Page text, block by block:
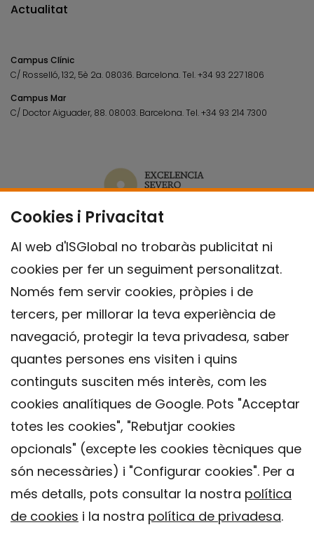
Cookies i Privacitat
Al web d'ISGlobal no trobaràs publicitat ni
cookies per fer un seguiment personalitzat.
Només fem servir cookies, pròpies i de
tercers, per millorar la teva experiència de
navegació, protegir la teva privadesa, saber
quantes persones ens visiten i quins
continguts susciten més interès, com les
cookies analítiques de Google. Pots "Acceptar
totes les cookies", "Rebutjar cookies
opcionals" (excepte les cookies tècniques que
són necessàries) i "Configurar cookies". Per a
més detalls, pots consultar la nostra política
de cookies i la nostra política de privadesa.
Actualitat
Campus Clínic
C/ Rosselló, 132, 5è 2a. 08036. Barcelona.Tel.+34 93 227 1806
Campus Mar
C/ Doctor Aiguader, 88. 08003. Barcelona.Tel.+34 93 214 7300
Contacte
Política de privacitat
Política de Cookies